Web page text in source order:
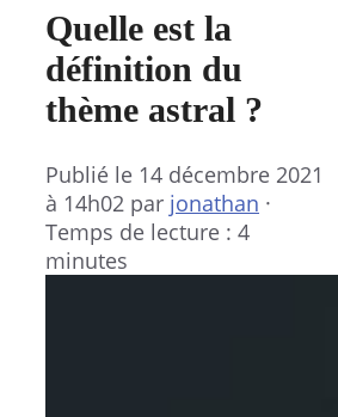
Quelle est la
définition du
thème astral ?
Publié le 14 décembre 2021
à 14h02 par jonathan ·
Temps de lecture : 4
minutes